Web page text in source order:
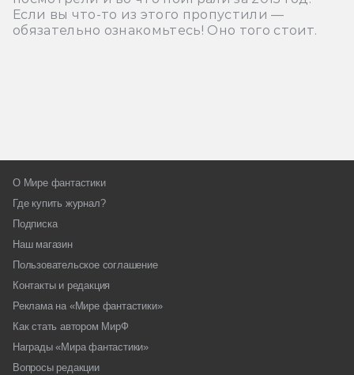
Если вы что-то из этого пропустили —
обязательно ознакомьтесь! Оно того стоит.
О Мире фантастики
Где купить журнал?
Подписка
Наш магазин
Пользовательское соглашение
Контакты и редакция
Реклама на «Мире фантастики»
Как стать автором МирФ
Награды «Мира фантастики»
Вопросы редакции